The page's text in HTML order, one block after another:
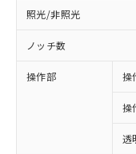
照光/非照光
ノッチ数
操作部 操
操
透